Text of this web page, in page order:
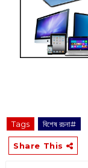
Tags বিশেষ রচনা#
Share This